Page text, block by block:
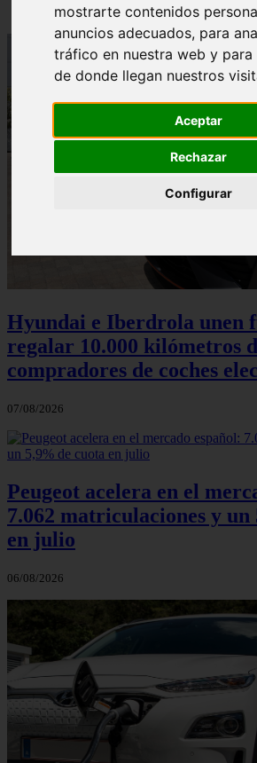
mostrarte contenidos
anuncios adecuados, para
tráfico en nuestra web y
de donde llegan nuestros
Aceptar
Rechazar
Configurar
Hyundai e Iberdrola unen
regalar 10.000 kilómetros
compradores de coches
07/08/2026
Peugeot acelera en el
7.062 matriculaciones y un
en julio
06/08/2026